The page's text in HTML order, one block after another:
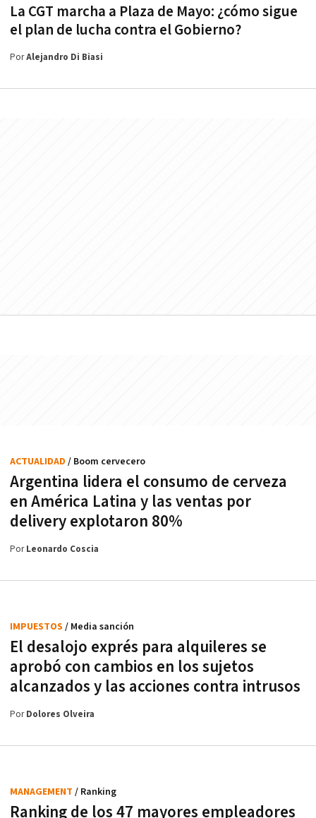
La CGT marcha a Plaza de Mayo: ¿cómo sigue
el plan de lucha contra el Gobierno?
PorAlejandro Di Biasi
Argentina lidera el consumo de cerveza
en América Latina y las ventas por
delivery explotaron 80%
ACTUALIDAD / Boom cervecero
PorLeonardo Coscia
El desalojo exprés para alquileres se
aprobó con cambios en los sujetos
alcanzados y las acciones contra intrusos
IMPUESTOS / Media sanción
PorDolores Olveira
Ranking de los 47 mayores empleadores
MANAGEMENT / Ranking